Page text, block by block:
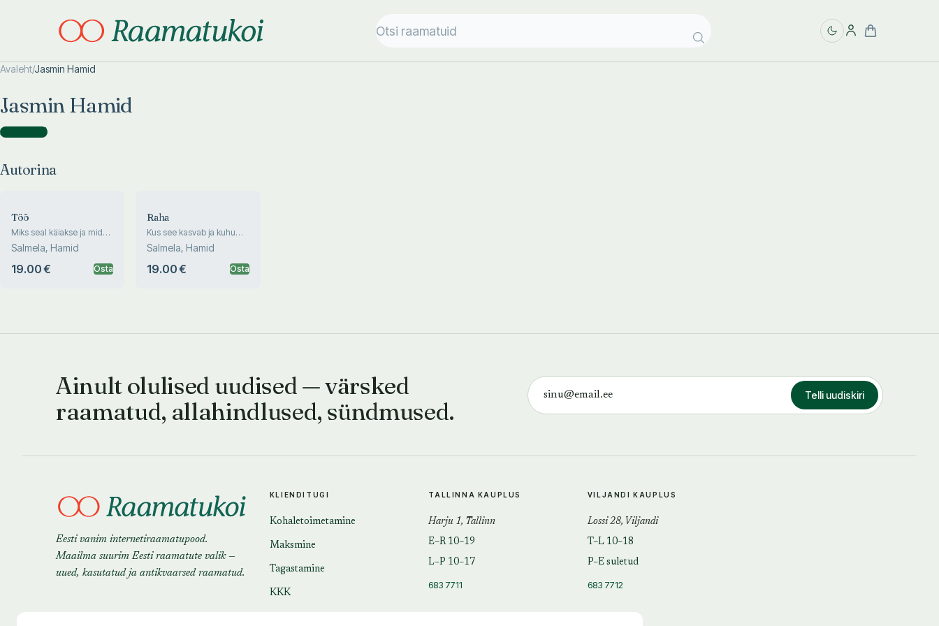
Avaleht/Jasmin Hamid
Jasmin Hamid
Autorina )
Autorina
Töö
Miks seal käiakse ja mida
tehakse?
Salmela, Hamid
19.00 € Osta
Raha
Kus see kasvab ja kuhu
kaob?
Salmela, Hamid
19.00 € Osta
Ainult olulised uudised — värsked
raamatud, allahindlused, sündmused.
Telli uudiskiri
Eesti vanim internetiraamatupood.
Maailma suurim Eesti raamatute valik —
uued, kasutatud ja antikvaarsed raamatud.
KLIENDITUGI
Kohaletoimetamine
Maksmine
Tagastamine
KKK
TALLINNA KAUPLUS
Harju 1, Tallinn
E–R 10–19
L–P 10–17
683 7711
VILJANDI KAUPLUS
Lossi 28, Viljandi
T–L 10–18
P–E suletud
683 7712